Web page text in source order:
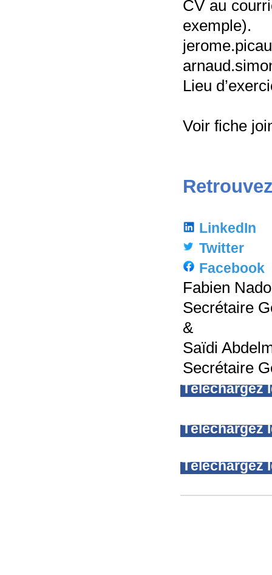
CV au
Lieu
Voir fiche
LinkedIn
Twitter
Facebook
Fabien
Secrétaire
&
Saïdi
Secrétaire
Téléchargez
Téléchargez
Téléchargez